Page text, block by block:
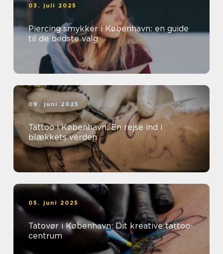
03. juli 2025
Piercing smykker i København: en guide
til de bedste valg
09. juni 2025
Tattoo i København: En rejse ind i
blækkets verden
05. juni 2025
Tatovør i København: Dit kreative tattoo-
centrum